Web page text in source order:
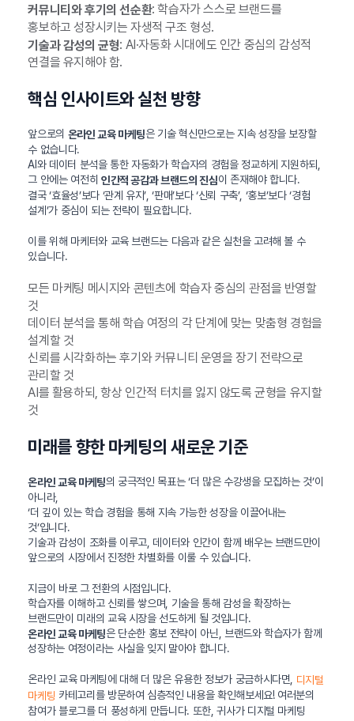
커뮤니티와 후기의 선순환: 학습자가 스스로 브랜드를
홍보하고 성장시키는 자생적 구조 형성.
기술과 감성의 균형: AI·자동화 시대에도 인간 중심의 감성적
연결을 유지해야 함.
핵심 인사이트와 실천 방향
앞으로의 온라인 교육 마케팅은 기술 혁신만으로는 지속 성장을 보장할
수 없습니다.
AI와 데이터 분석을 통한 자동화가 학습자의 경험을 정교하게 지원하되,
그 안에는 여전히 인간적 공감과 브랜드의 진심이 존재해야 합니다.
결국 ‘효율성’보다 ‘관계 유지’, ‘판매’보다 ‘신뢰 구축’, ‘홍보’보다 ‘경험
설계’가 중심이 되는 전략이 필요합니다.
이를 위해 마케터와 교육 브랜드는 다음과 같은 실천을 고려해 볼 수
있습니다.
모든 마케팅 메시지와 콘텐츠에 학습자 중심의 관점을 반영할
것
데이터 분석을 통해 학습 여정의 각 단계에 맞는 맞춤형 경험을
설계할 것
신뢰를 시각화하는 후기와 커뮤니티 운영을 장기 전략으로
관리할 것
AI를 활용하되, 항상 인간적 터치를 잃지 않도록 균형을 유지할
것
미래를 향한 마케팅의 새로운 기준
온라인 교육 마케팅의 궁극적인 목표는 ‘더 많은 수강생을 모집하는 것’이
아니라,
‘더 깊이 있는 학습 경험을 통해 지속 가능한 성장을 이끌어내는
것’입니다.
기술과 감성이 조화를 이루고, 데이터와 인간이 함께 배우는 브랜드만이
앞으로의 시장에서 진정한 차별화를 이룰 수 있습니다.
지금이 바로 그 전환의 시점입니다.
학습자를 이해하고 신뢰를 쌓으며, 기술을 통해 감성을 확장하는
브랜드만이 미래의 교육 시장을 선도하게 될 것입니다.
온라인 교육 마케팅은 단순한 홍보 전략이 아닌, 브랜드와 학습자가 함께
성장하는 여정이라는 사실을 잊지 말아야 합니다.
온라인 교육 마케팅에 대해 더 많은 유용한 정보가 궁금하시다면, 디지털
마케팅 카테고리를 방문하여 심층적인 내용을 확인해보세요! 여러분의
참여가 블로그를 더 풍성하게 만듭니다. 또한, 귀사가 디지털 마케팅